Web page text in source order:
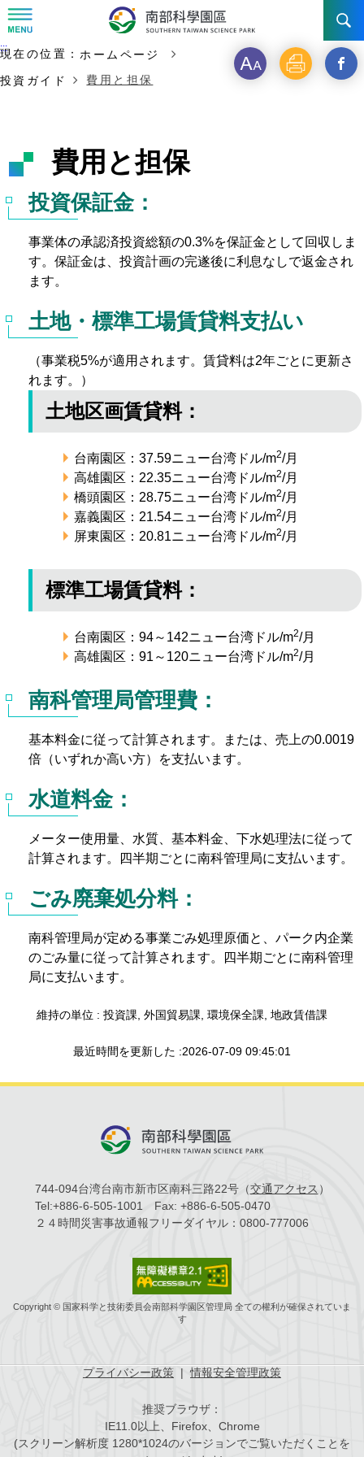
ニュース & 活動
イベント写真
陣営
組織構成
高雄園区
橋頭園区
生活機能
統計資料
投資ガイド
STSPを選ぶ理由
投資申請
費用と担保
全企業
お問い合わせ先
交通
お問い合わせ先
主な内容の開始
:::
現在の位置： ホームページ
投資ガイド
費用と担保
フ
ズ
印 新
開
フ
ェ
費用と担保
投資保証金：
事業体の承認済投資総額の0.3%を保証金として回収しま
す。保証金は、投資計画の完遂後に利息なしで返金され
ます。
土地・標準工場賃貸料支払い
（事業税5%が適用されます。賃貸料は2年ごとに更新さ
れます。）
土地区画賃貸料：
台南園区：37.59ニュー台湾ドル/m2/月
高雄園区：22.35ニュー台湾ドル/m2/月
橋頭園区：28.75ニュー台湾ドル/m2/月
嘉義園区：21.54ニュー台湾ドル/m2/月
屏東園区：20.81ニュー台湾ドル/m2/月
標準工場賃貸料：
台南園区：94～142ニュー台湾ドル/m2/月
高雄園区：91～120ニュー台湾ドル/m2/月
南科管理局管理費：
基本料金に従って計算されます。または、売上の0.0019
倍（いずれか高い方）を支払います。
水道料金：
メーター使用量、水質、基本料金、下水処理法に従って
計算されます。四半期ごとに南科管理局に支払います。
ごみ廃棄処分料：
南科管理局が定める事業ごみ処理原価と、パーク内企業
のごみ量に従って計算されます。四半期ごとに南科管理
局に支払います。
維持の単位 : 投資課, 外国貿易課, 環境保全課, 地政賃借課
最近時間を更新した :2026-07-09 09:45:01
744-094台湾台南市新市区南科三路22号（交通アクセス ）
Tel:+886-6-505-1001 Fax: +886-6-505-0470
２４時間災害事故通報フリーダイヤル： 0800-777006
Copyright © 国家科学と技術委員会南部科学園区管理局 全ての權利が確保されていま
す
プライバシー政策 | 情報安全管理政策
推奨ブラウザ：
IE11.0以上、Firefox、Chrome
(スクリーン解析度 1280*1024のバージョンでご覧いただくことを